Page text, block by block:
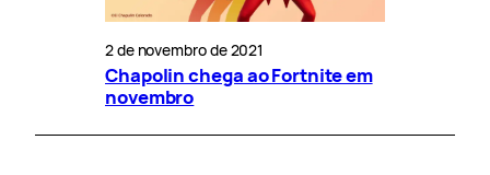
2 de novembro de 2021
Chapolin chega ao Fortnite em
novembro